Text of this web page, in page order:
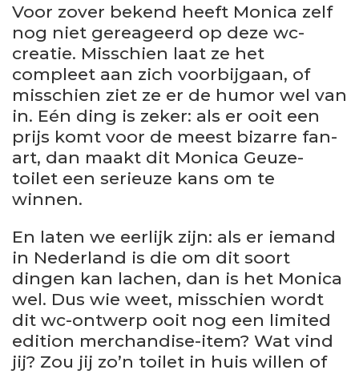
Voor zover bekend heeft Monica zelf
nog niet gereageerd op deze wc-
creatie. Misschien laat ze het
compleet aan zich voorbijgaan, of
misschien ziet ze er de humor wel van
in. Eén ding is zeker: als er ooit een
prijs komt voor de meest bizarre fan-
art, dan maakt dit Monica Geuze-
toilet een serieuze kans om te
winnen.
En laten we eerlijk zijn: als er iemand
in Nederland is die om dit soort
dingen kan lachen, dan is het Monica
wel. Dus wie weet, misschien wordt
dit wc-ontwerp ooit nog een limited
edition merchandise-item? Wat vind
jij? Zou jij zo’n toilet in huis willen of